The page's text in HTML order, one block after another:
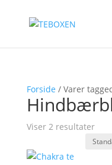
Forside / Varer
Viser 2 resultater